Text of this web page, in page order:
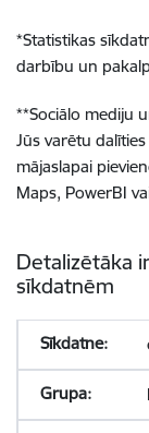
*Statistikas
darbību un
**Sociālo mediju
Jūs varētu
mājaslapai
Maps, PowerBI
Detalizētāka
sīkdatnēm